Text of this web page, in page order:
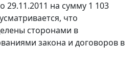
29.11.2011 на сумму 1 103
что
сторонами в
закона и договоров в